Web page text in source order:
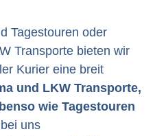
Tagestouren oder
Transporte bieten wir
Kurier eine breit
und LKW Transporte,
wie Tagestouren
uns